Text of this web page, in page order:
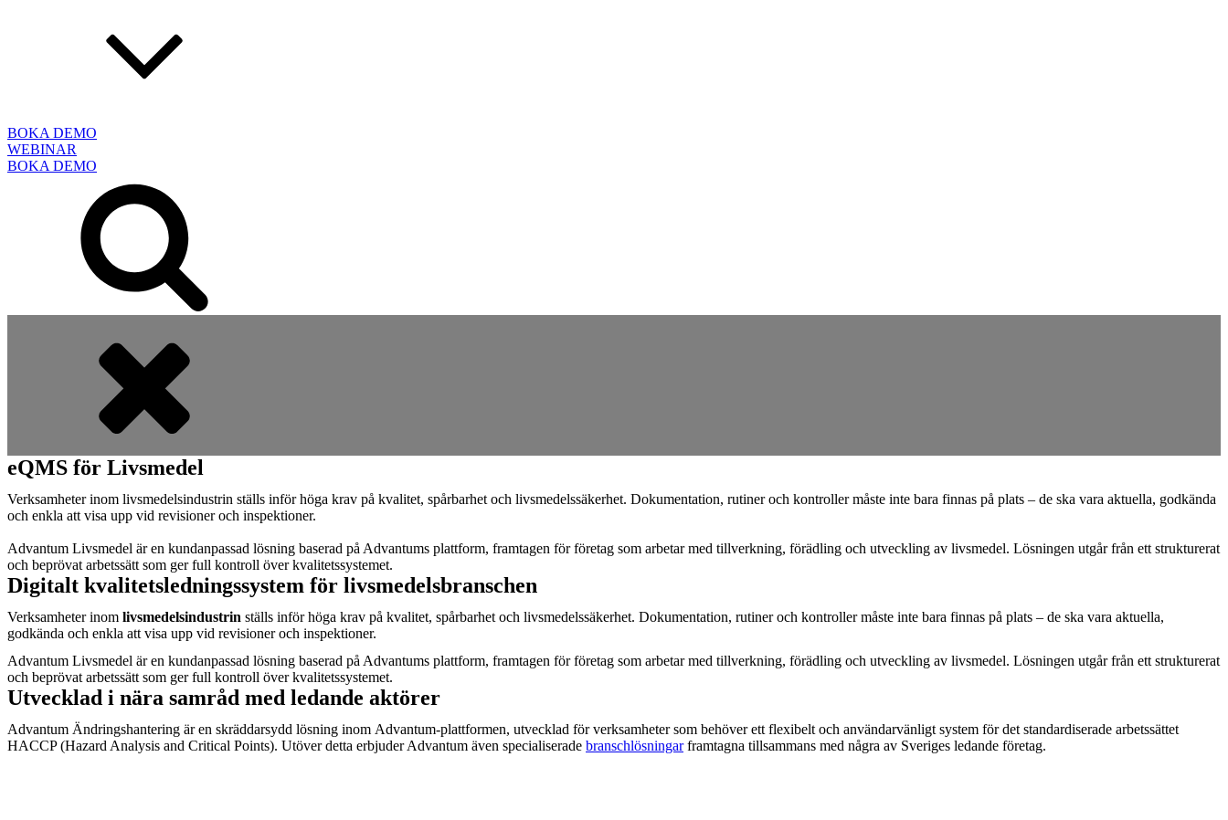
BOKA DEMO
WEBINAR
BOKA DEMO
eQMS för Livsmedel
Verksamheter inom livsmedelsindustrin ställs inför höga krav på kvalitet, spårbarhet och livsmedelssäkerhet. Dokumentation, rutiner och kontroller måste inte bara finnas på plats – de ska vara aktuella, godkända
och enkla att visa upp vid revisioner och inspektioner.
Advantum Livsmedel är en kundanpassad lösning baserad på Advantums plattform, framtagen för företag som arbetar med tillverkning, förädling och utveckling av livsmedel. Lösningen utgår från ett strukturerat
och beprövat arbetssätt som ger full kontroll över kvalitetssystemet.
Digitalt kvalitetsledningssystem för livsmedelsbranschen
Verksamheter inom livsmedelsindustrin ställs inför höga krav på kvalitet, spårbarhet och livsmedelssäkerhet. Dokumentation, rutiner och kontroller måste inte bara finnas på plats – de ska vara aktuella,
godkända och enkla att visa upp vid revisioner och inspektioner.
Advantum Livsmedel är en kundanpassad lösning baserad på Advantums plattform, framtagen för företag som arbetar med tillverkning, förädling och utveckling av livsmedel. Lösningen utgår från ett strukturerat
och beprövat arbetssätt som ger full kontroll över kvalitetssystemet.
Utvecklad i nära samråd med ledande aktörer
Advantum Ändringshantering är en skräddarsydd lösning inom Advantum-plattformen, utvecklad för verksamheter som behöver ett flexibelt och användarvänligt system för det standardiserade arbetssättet
HACCP (Hazard Analysis and Critical Points). Utöver detta erbjuder Advantum även specialiserade branschlösningarframtagna tillsammans med några av Sveriges ledande företag.